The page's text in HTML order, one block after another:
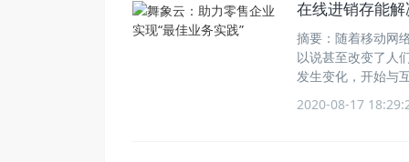
在线进销存能
摘要：随着移动网
以说甚至改变了人
发生变化，开始与
2020-08-17